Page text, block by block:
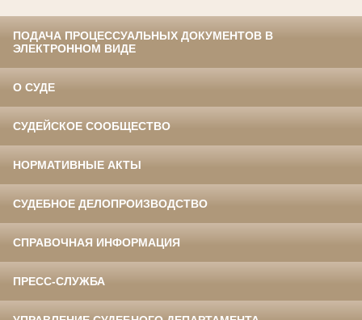
ПОДАЧА ПРОЦЕССУАЛЬНЫХ ДОКУМЕНТОВ В
ЭЛЕКТРОННОМ ВИДЕ
О СУДЕ
СУДЕЙСКОЕ СООБЩЕСТВО
НОРМАТИВНЫЕ АКТЫ
СУДЕБНОЕ ДЕЛОПРОИЗВОДСТВО
СПРАВОЧНАЯ ИНФОРМАЦИЯ
ПРЕСС-СЛУЖБА